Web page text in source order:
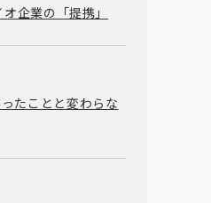
企業の「提携」
たことと変わらな